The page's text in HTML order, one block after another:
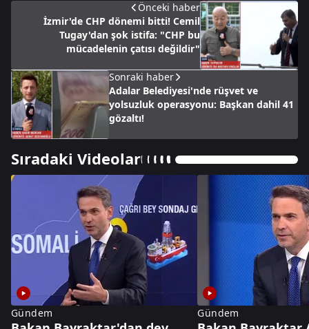
Önceki haber
İzmir'de CHP dönemi bitti! Cemil
Tugay'dan şok istifa: "CHP bu
mücadelenin çatısı değildir"
Sonraki haber
Adalar Belediyesi'nde rüşvet ve
yolsuzluk operasyonu: Başkan dahil 41
gözaltı!
Sıradaki Videolar
Gündem Gündem